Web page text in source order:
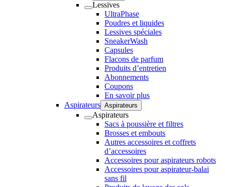
Lessives
UltraPhase
Poudres et liquides
Lessives spéciales
SneakerWash
Capsules
Flacons de parfum
Produits d’entretien
Abonnements
Coupons
En savoir plus
Aspirateurs Aspirateurs
Aspirateurs
Sacs à poussière et filtres
Brosses et embouts
Autres accessoires et coffrets
d’accessoires
Accessoires pour aspirateurs robots
Accessoires pour aspirateur-balai
sans fil